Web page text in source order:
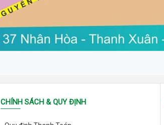
CHÍNH SÁCH & QUY ĐỊNH